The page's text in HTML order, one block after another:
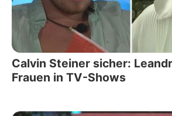
Calvin Steiner sicher:
Frauen in TV-Shows